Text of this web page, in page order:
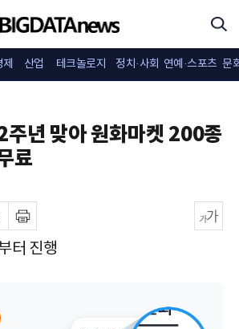
제 산업 테크놀로지 정치·사회 연예·스포츠 문
주년 맞아 원화마켓 200종
료
터 진행